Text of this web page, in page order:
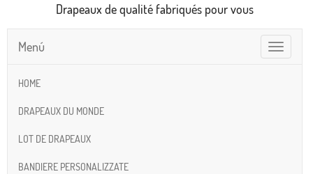
Drapeaux de qualité fabriqués pour vous
Toggle
navigation
Menú
HOME
DRAPEAUX DU MONDE
LOT DE DRAPEAUX
BANDIERE PERSONALIZZATE